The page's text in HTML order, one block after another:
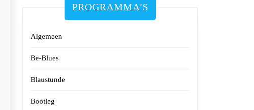
PROGRAMMA'S
Algemeen
Be-Blues
Blaustunde
Bootleg